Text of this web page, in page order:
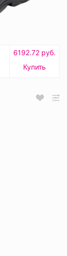
6192.72 руб.
Купить